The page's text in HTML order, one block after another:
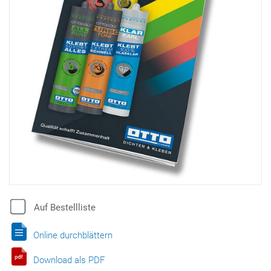
Auf Bestellliste
Online durchblättern
Download als PDF